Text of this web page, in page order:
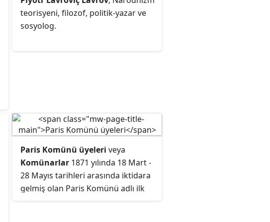
teorisyeni, filozof, politik-yazar ve
sosyolog.
Paris Komünü üyeleri veya
Komünarlar 1871 yılında 18 Mart -
28 Mayıs tarihleri arasında iktidara
gelmiş olan Paris Komünü adlı ilk